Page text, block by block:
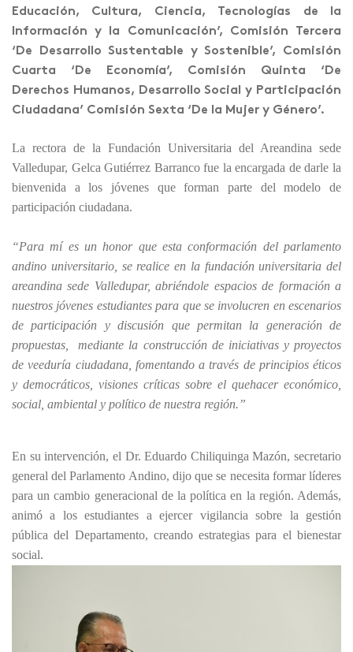
Educación, Cultura, Ciencia, Tecnologías de la
Información y la Comunicación’, Comisión Tercera
‘De Desarrollo Sustentable y Sostenible’, Comisión
Cuarta ‘De Economía’, Comisión Quinta ‘De
Derechos Humanos, Desarrollo Social y Participación
Ciudadana’ Comisión Sexta ‘De la Mujer y Género’.
La rectora de la Fundación Universitaria del Areandina sede
Valledupar, Gelca Gutiérrez Barranco fue la encargada de darle la
bienvenida a los jóvenes que forman parte del modelo de
participación ciudadana.
“Para mí es un honor que esta conformación del parlamento
andino universitario, se realice en la fundación universitaria del
areandina sede Valledupar, abriéndole espacios de formación a
nuestros jóvenes estudiantes para que se involucren en escenarios
de participación y discusión que permitan la generación de
propuestas,
mediante la construcción de iniciativas y proyectos
de veeduría ciudadana, fomentando a través de principios éticos
y democráticos, visiones críticas sobre el quehacer económico,
social, ambiental y político de nuestra región.”
En su intervención, el Dr. Eduardo Chiliquinga Mazón, secretario
general del Parlamento Andino, dijo que se necesita formar líderes
para un cambio generacional de la política en la región. Además,
animó a los estudiantes a ejercer vigilancia sobre la gestión
pública del Departamento, creando estrategias para el bienestar
social.